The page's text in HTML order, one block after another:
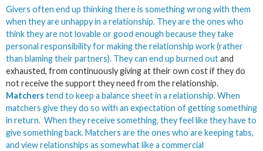
Givers often end up thinking there is something wrong with them
when they are unhappy in a relationship. They are the ones who
think they are not lovable or good enough because they take
personal responsibility for making the relationship work (rather
than blaming their partners). They can end up burned outand
exhausted, from continuously giving at their own cost if they do
not receive the support they need from the relationship.
Matcherstend to keep a balance sheet in a relationship. When
matchers give they do so with an expectation of getting something
in return. When they receive something, they feel like they have to
give something back. Matchers are the ones who are keeping tabs,
and view relationships as somewhat like a commercial